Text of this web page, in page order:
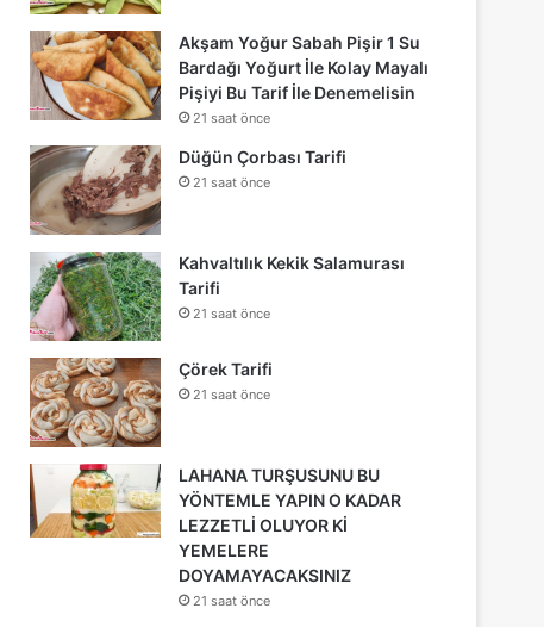
Akşam Yoğur Sabah Pişir 1 Su
Bardağı Yoğurt İle Kolay Mayalı
Pişiyi Bu Tarif İle Denemelisin
21 saat önce
Düğün Çorbası Tarifi
21 saat önce
Kahvaltılık Kekik Salamurası
Tarifi
21 saat önce
Çörek Tarifi
21 saat önce
LAHANA TURŞUSUNU BU
YÖNTEMLE YAPIN O KADAR
LEZZETLİ OLUYOR Kİ
YEMELERE
DOYAMAYACAKSINIZ
21 saat önce